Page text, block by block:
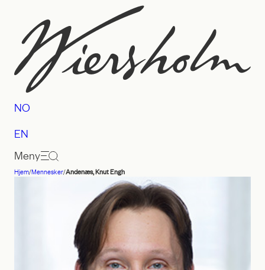
innhold
Advokatfirmaet
NO
EN
Meny
Hjem/Mennesker/Andenæs, Knut Engh